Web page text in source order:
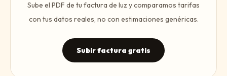
Sube el PDF de tu factura de luz y comparamos tarifas
con tus datos reales, no con estimaciones genéricas.
Subir factura gratis